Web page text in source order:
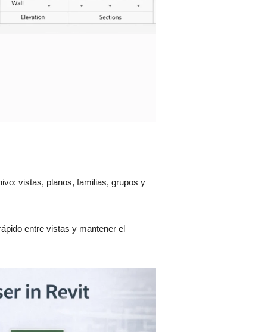
vistas, planos, familias, grupos y
entre vistas y mantener el